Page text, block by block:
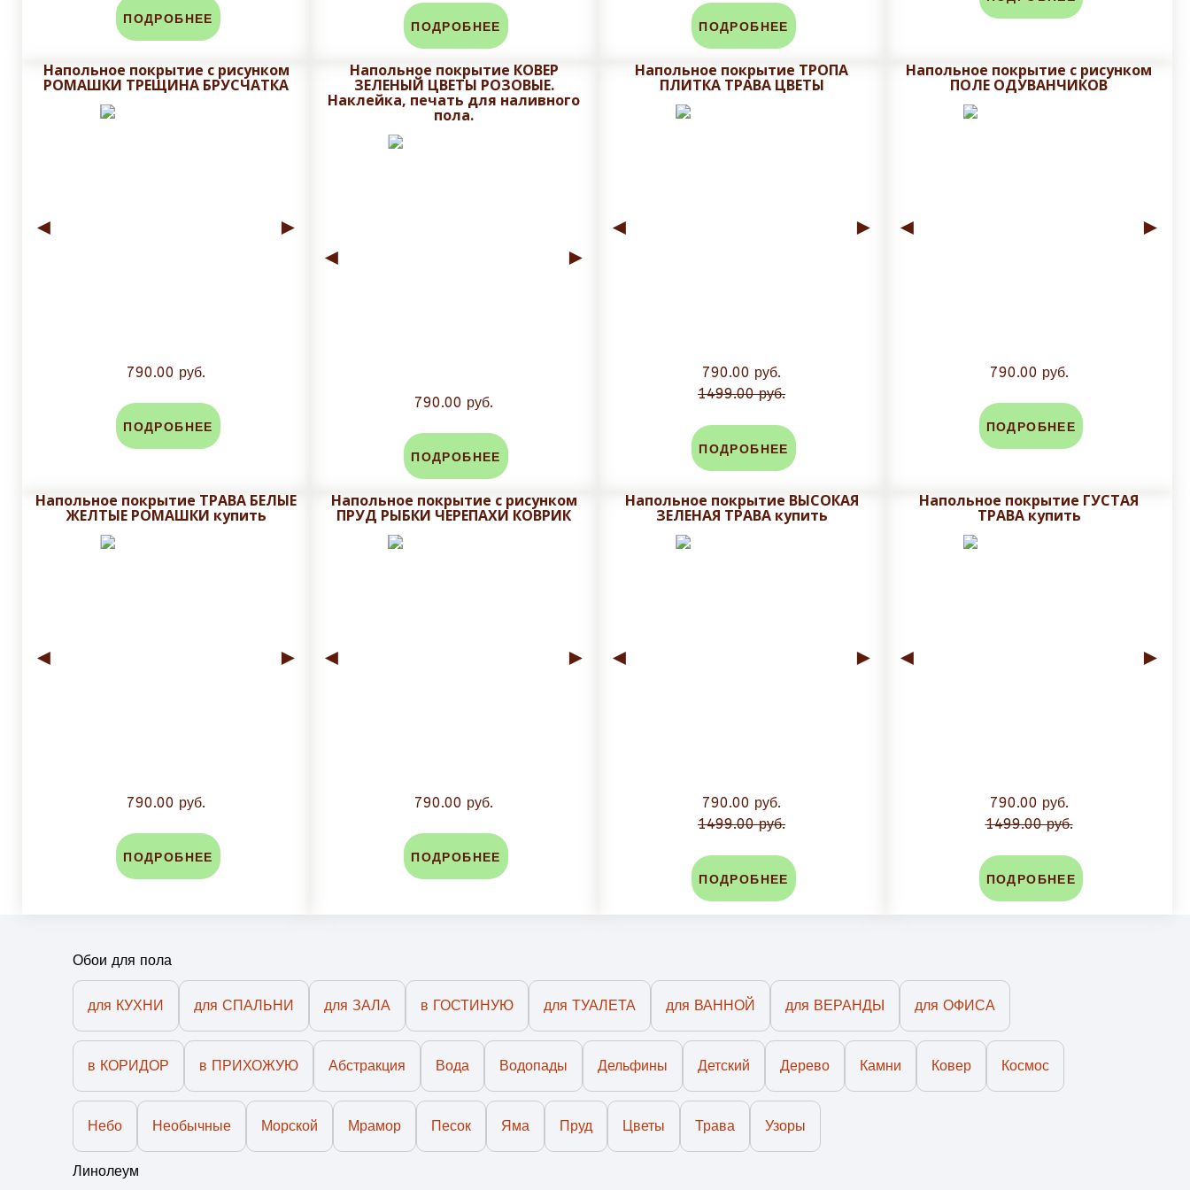
Плитку обрезаем до нанесения печати и глазуровки, не рекомендуется плитку обрезать при получении, во-избежании сколов и трещин глазуровочного
ПОДРОБНЕЕ
ПОДРОБНЕЕ ПОДРОБНЕЕ
Напольное покрытие с рисунком
РОМАШКИ ТРЕЩИНА БРУСЧАТКА
◄ ►
790.00 руб.
ПОДРОБНЕЕ
Напольное покрытие КОВЕР
ЗЕЛЕНЫЙ ЦВЕТЫ РОЗОВЫЕ.
Наклейка, печать для наливного
пола.
◄ ►
790.00 руб.
ПОДРОБНЕЕ
Напольное покрытие ТРОПА
ПЛИТКА ТРАВА ЦВЕТЫ
◄ ►
790.00 руб.
1499.00 руб.
ПОДРОБНЕЕ
Напольное покрытие с рисунком
ПОЛЕ ОДУВАНЧИКОВ
◄ ►
790.00 руб.
ПОДРОБНЕЕ
Напольное покрытие ТРАВА БЕЛЫЕ
ЖЕЛТЫЕ РОМАШКИ купить
◄ ►
790.00 руб.
ПОДРОБНЕЕ
Напольное покрытие с рисунком
ПРУД РЫБКИ ЧЕРЕПАХИ КОВРИК
◄ ►
790.00 руб.
ПОДРОБНЕЕ
Напольное покрытие ВЫСОКАЯ
ЗЕЛЕНАЯ ТРАВА купить
◄ ►
790.00 руб.
1499.00 руб.
ПОДРОБНЕЕ
Напольное покрытие ГУСТАЯ
ТРАВА купить
◄ ►
790.00 руб.
1499.00 руб.
ПОДРОБНЕЕ
Обои для пола
для КУХНИ для СПАЛЬНИ для ЗАЛА в ГОСТИНУЮ для ТУАЛЕТА для ВАННОЙ для ВЕРАНДЫ для ОФИСА
в КОРИДОР в ПРИХОЖУЮ Абстракция Вода Водопады Дельфины Детский Дерево Камни Ковер Космос
Небо Необычные Морской Мрамор Песок Яма Пруд Цветы Трава Узоры
Линолеум